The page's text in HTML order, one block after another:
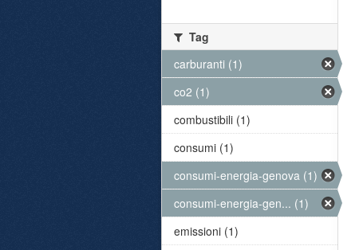
Tag
carburanti (1)
co2 (1)
combustibili (1)
consumi (1)
consumi-energia-genova (1)
consumi-energia-gen... (1)
emissioni (1)